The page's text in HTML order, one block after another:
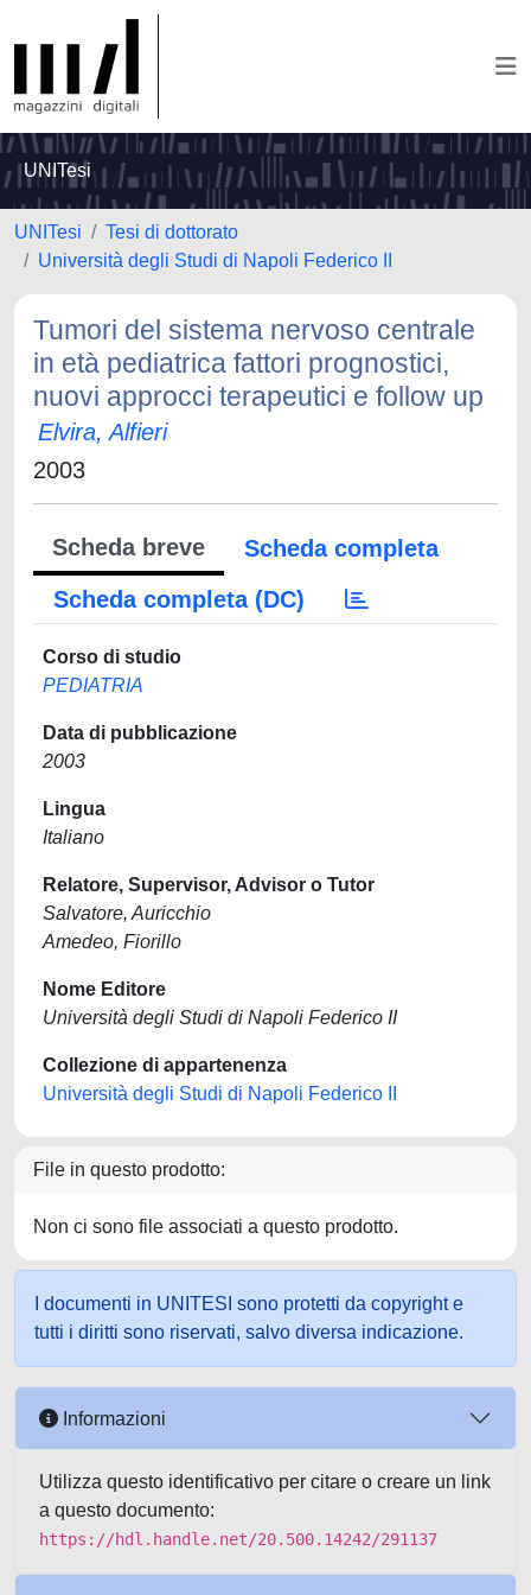
UNITesi
UNITesi
Tesi di dottorato
Università degli Studi di Napoli Federico II
Tumori del sistema nervoso centrale
in età pediatrica fattori prognostici,
nuovi approcci terapeutici e follow up
Elvira, Alfieri
2003
Scheda breve
Scheda completa
Scheda completa (DC)
Corso di studio
PEDIATRIA
Data di pubblicazione
2003
Lingua
Italiano
Relatore, Supervisor, Advisor o Tutor
Salvatore, Auricchio
Amedeo, Fiorillo
Nome Editore
Università degli Studi di Napoli Federico II
Collezione di appartenenza
Università degli Studi di Napoli Federico II
File in questo prodotto:
Non ci sono file associati a questo prodotto.
I documenti in UNITESI sono protetti da copyright e
tutti i diritti sono riservati, salvo diversa indicazione.
Informazioni
Utilizza questo identificativo per citare o creare un link
a questo documento:
https://hdl.handle.net/20.500.14242/291137